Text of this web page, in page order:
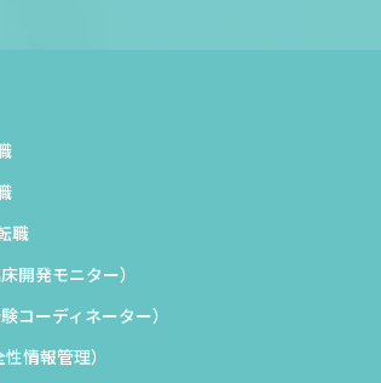
職
開発モニター）
コーディネーター）
情報管理）